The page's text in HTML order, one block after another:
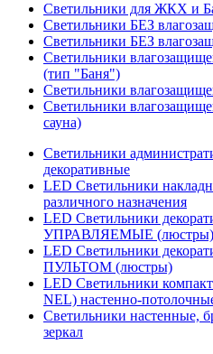
Светильники для ЖКХ и
Светильники БЕЗ
Светильники БЕЗ
Светильники
(тип "Баня")
Светильники
Светильники
сауна)
Светильники
декоративные
LED Cветильники
различного назначения
LED Светильники
УПРАВЛЯЕМЫЕ (люстры)
LED Светильники
ПУЛЬТОМ (люстры)
LED Светильники
NEL) настенно-
Светильники настенные,
зеркал